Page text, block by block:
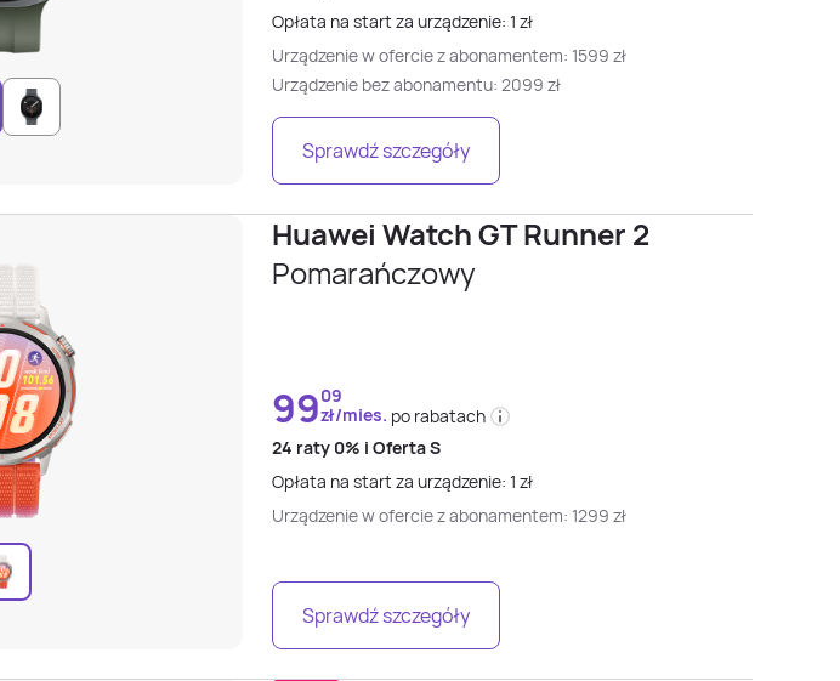
Opłata na start za urządzenie: 1 zł
Urządzenie w ofercie z abonamentem: 1599 zł
Urządzenie bez abonamentu: 2099 zł
Sprawdź szczegóły
Huawei Watch GT Runner 2
Pomarańczowy
9909
zł/mies. po rabatach
24 raty 0% i Oferta S
Opłata na start za urządzenie: 1 zł
Urządzenie w ofercie z abonamentem: 1299 zł
Sprawdź szczegóły